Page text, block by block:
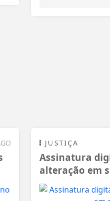
JUSTIÇA
Assinatura
alteração em